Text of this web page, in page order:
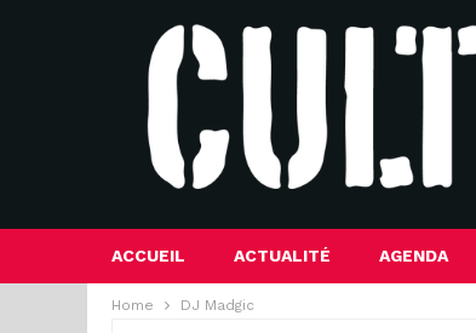
ACCUEIL ACTUALITÉ AGENDA
Home DJ Madgic